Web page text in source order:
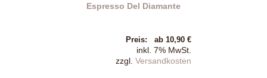
Espresso Del Diamante
Preis:
ab 10,90 €
inkl. 7% MwSt.
zzgl. Versandkosten